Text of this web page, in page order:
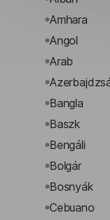
Amhara
Angol
Arab
Bangla
Baszk
Bengáli
Bolgár
Bosnyák
Cebuano